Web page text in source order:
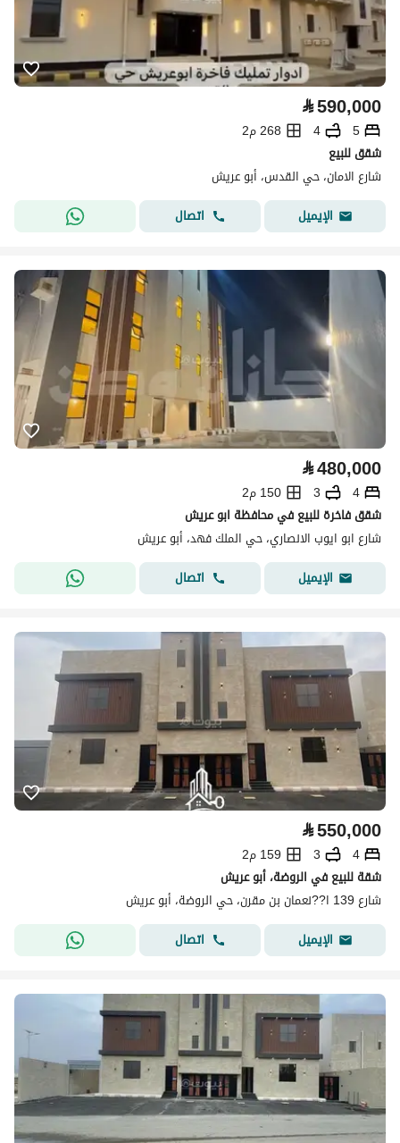
⃁590,000
5
4
268 م2
شقق للبيع
شارع الامان، حي القدس، أبو عريش
الإيميل
اتصال
⃁480,000
4
3
150 م2
شقق فاخرة للبيع في محافظة ابو عريش
شارع ابو ايوب الانصاري، حي الملك فهد، أبو عريش
الإيميل
اتصال
⃁550,000
4
3
159 م2
شقة للبيع في الروضة، أبو عريش
شارع 139 ا??نعمان بن مقرن، حي الروضة، أبو عريش
الإيميل
اتصال